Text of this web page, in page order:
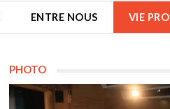
ENTRE NOUS VIE PRO
PHOTO